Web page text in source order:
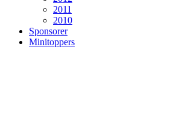
2011
2010
Sponsorer
Minitoppers